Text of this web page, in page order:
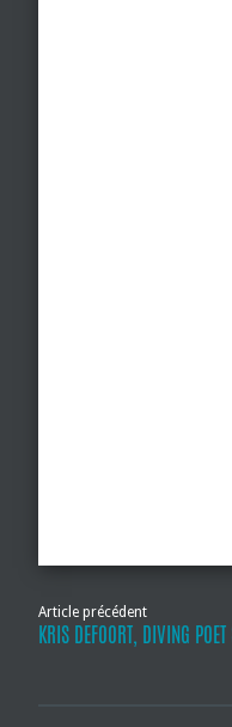
Article précédent
KRIS DEFOORT, DIVING POET